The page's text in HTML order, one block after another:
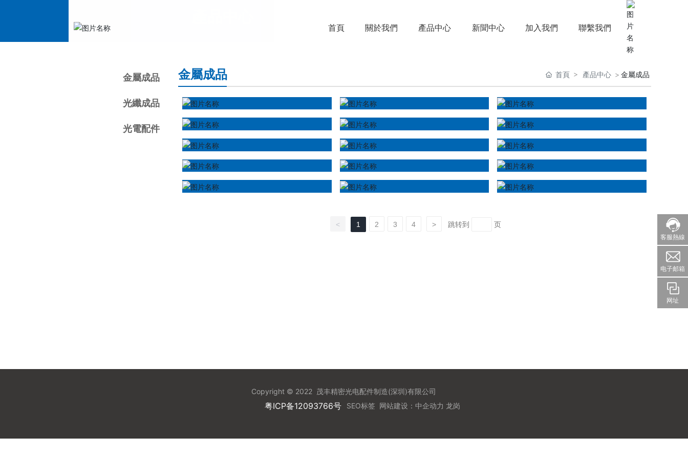
首頁 關於我們 產品中心 新聞中心 加入我們 聯繫我們
金屬成品
光纖成品
光電配件
金屬成品 首頁 產品中心 金屬成品
< 1 2 3 4 > 跳转到 页
Copyright © 2022 茂丰精密光电配件制造(深圳)有限公司
粤ICP备12093766号 SEO标签 网站建设： 中企动力 龙岗
客服熱線
电子邮箱
网址